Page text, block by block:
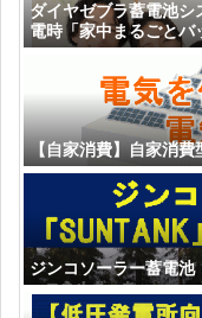
ダイヤゼブラ蓄電池
電時「家中まるごとバ
【自家消費】自家消費
ジンコソーラー蓄電